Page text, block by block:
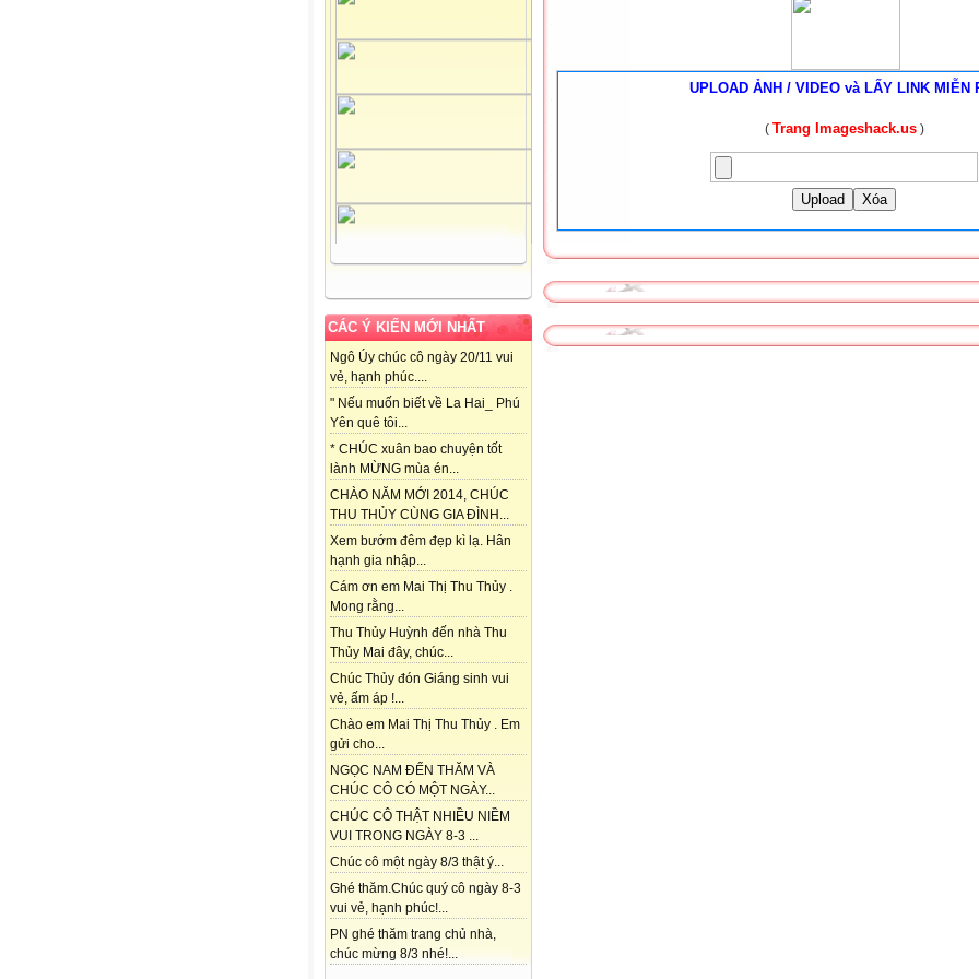
CÁC Ý KIẾN MỚI NHẤT
Ngô Úy chúc cô ngày 20/11 vui
vẻ, hạnh phúc....
" Nếu muốn biết về La Hai_ Phú
Yên quê tôi...
* CHÚC xuân bao chuyện tốt
lành MỪNG mùa én...
CHÀO NĂM MỚI 2014, CHÚC
THU THỦY CÙNG GIA ĐÌNH...
Xem bướm đêm đẹp kì lạ. Hân
hạnh gia nhập...
Cám ơn em Mai Thị Thu Thủy .
Mong rằng...
Thu Thủy Huỳnh đến nhà Thu
Thủy Mai đây, chúc...
Chúc Thủy đón Giáng sinh vui
vẻ, ấm áp !...
Chào em Mai Thị Thu Thủy . Em
gửi cho...
NGỌC NAM ĐẾN THĂM VÀ
CHÚC CÔ CÓ MỘT NGÀY...
CHÚC CÔ THẬT NHIỀU NIỀM
VUI TRONG NGÀY 8-3 ...
Chúc cô một ngày 8/3 thật ý...
Ghé thăm.Chúc quý cô ngày 8-3
vui vẻ, hạnh phúc!...
PN ghé thăm trang chủ nhà,
chúc mừng 8/3 nhé!...
UPLOAD ẢNH / VIDEO và LẤY LINK MIỄN
( Trang Imageshack.us)
Upload Xóa